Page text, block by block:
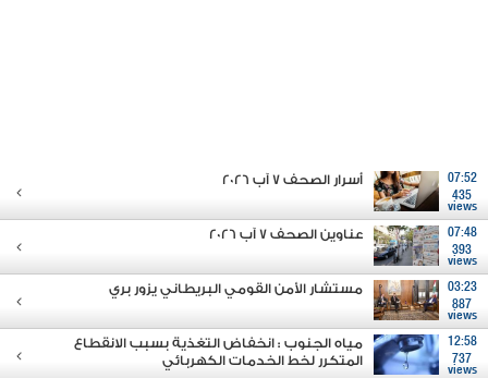
07:52
435
views
أسرار الصحف 7 آب 2026
07:48
393
views
عناوين الصحف 7 آب 2026
03:23
887
views
مستشار الأمن القومي البريطاني يزور بري
12:58
737
views
مياه الجنوب : انخفاض التغذية بسبب الانقطاع
المتكرر لخط الخدمات الكهربائي